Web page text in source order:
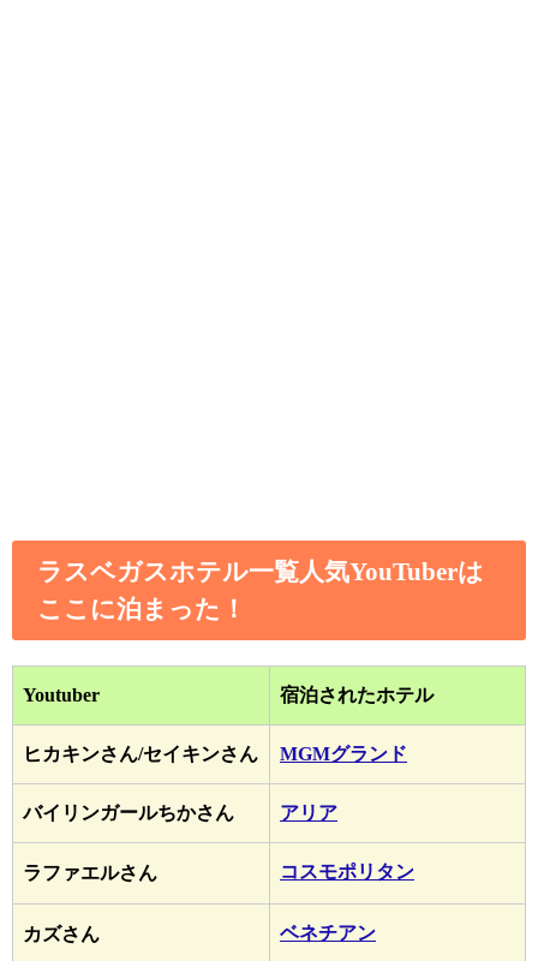
ラスベガスホテル一覧人気YouTuberは
ここに泊まった！
Youtuber 宿泊されたホテル
ヒカキンさん/セイキンさん MGMグランド
バイリンガールちかさん アリア
ラファエルさん コスモポリタン
カズさん ベネチアン